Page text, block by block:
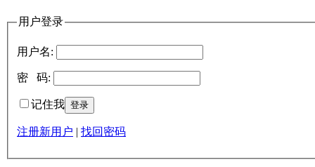
用户登录
用户名:
密 码:
记住我
注册新用户 | 找回密码